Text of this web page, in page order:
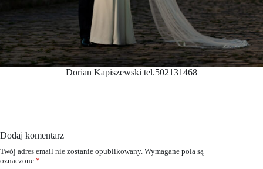
Dorian Kapiszewski tel.502131468
Dodaj komentarz
Twój adres email nie zostanie opublikowany. Wymagane pola są
oznaczone *